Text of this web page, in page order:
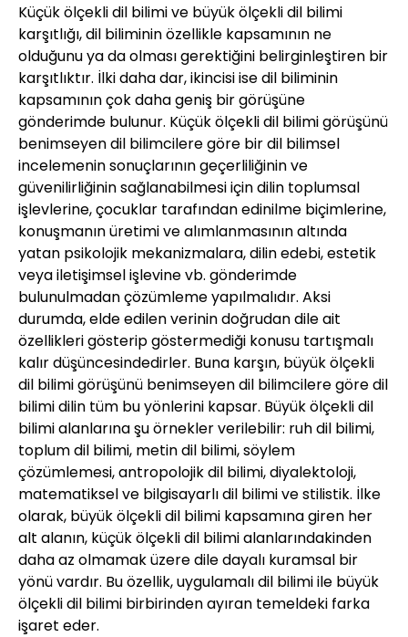
Küçük ölçekli dil bilimi ve büyük ölçekli dil bilimi
karşıtlığı, dil biliminin özellikle kapsamının ne
olduğunu ya da olması gerektiğini belirginleştiren bir
karşıtlıktır. İlki daha dar, ikincisi ise dil biliminin
kapsamının çok daha geniş bir görüşüne
gönderimde bulunur. Küçük ölçekli dil bilimi görüşünü
benimseyen dil bilimcilere göre bir dil bilimsel
incelemenin sonuçlarının geçerliliğinin ve
güvenilirliğinin sağlanabilmesi için dilin toplumsal
işlevlerine, çocuklar tarafından edinilme biçimlerine,
konuşmanın üretimi ve alımlanmasının altında
yatan psikolojik mekanizmalara, dilin edebi, estetik
veya iletişimsel işlevine vb. gönderimde
bulunulmadan çözümleme yapılmalıdır. Aksi
durumda, elde edilen verinin doğrudan dile ait
özellikleri gösterip göstermediği konusu tartışmalı
kalır düşüncesindedirler. Buna karşın, büyük ölçekli
dil bilimi görüşünü benimseyen dil bilimcilere göre dil
bilimi dilin tüm bu yönlerini kapsar. Büyük ölçekli dil
bilimi alanlarına şu örnekler verilebilir: ruh dil bilimi,
toplum dil bilimi, metin dil bilimi, söylem
çözümlemesi, antropolojik dil bilimi, diyalektoloji,
matematiksel ve bilgisayarlı dil bilimi ve stilistik. İlke
olarak, büyük ölçekli dil bilimi kapsamına giren her
alt alanın, küçük ölçekli dil bilimi alanlarındakinden
daha az olmamak üzere dile dayalı kuramsal bir
yönü vardır. Bu özellik, uygulamalı dil bilimi ile büyük
ölçekli dil bilimi birbirinden ayıran temeldeki farka
işaret eder.